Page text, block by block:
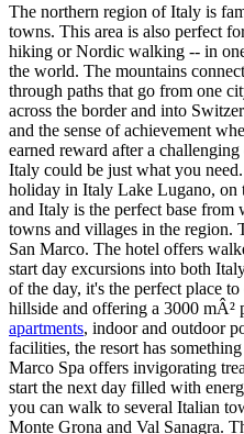
The northern region of Italy is
towns. This area is also perfect
hiking or Nordic walking -- in
the world. The mountains
through paths that go from one
across the border and into
and the sense of achievement
earned reward after a
Italy could be just what you
holiday in Italy Lake Lugano, on
and Italy is the perfect base
towns and villages in the region.
San Marco. The hotel offers
start day excursions into both
of the day, it's the perfect place
hillside and offering a 3000 mÂ²
apartments, indoor and outdoor
facilities, the resort has
Marco Spa offers invigorating
start the next day filled with
you can walk to several Italian
Monte Grona and Val Sanagra.